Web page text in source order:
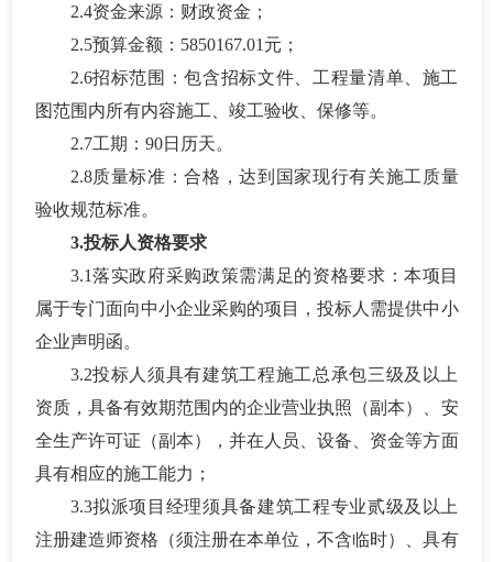
2.4资金来源： 财政资金 ；
2.5预算金额： 5850167.01元 ；
2.6招标范围：包含招标文件、工程量清单、施工
图范围内所有内容施工、竣工验收、保修等。
2.7工期：90日历天。
2.8质量标准：合格，达到国家现行有关施工质量
验收规范标准。
3.投标人资格要求
3.1落实政府采购政策需满足的资格要求：本项目
属于专门面向中小企业采购的项目，投标人需提供中小
企业声明函。
3.2投标人须具有建筑工程施工总承包三级及以上
资质，具备有效期范围内的企业营业执照（副本）、安
全生产许可证（副本），并在人员、设备、资金等方面
具有相应的施工能力；
3.3拟派项目经理须具备建筑工程专业贰级及以上
注册建造师资格（须注册在本单位，不含临时）、具有